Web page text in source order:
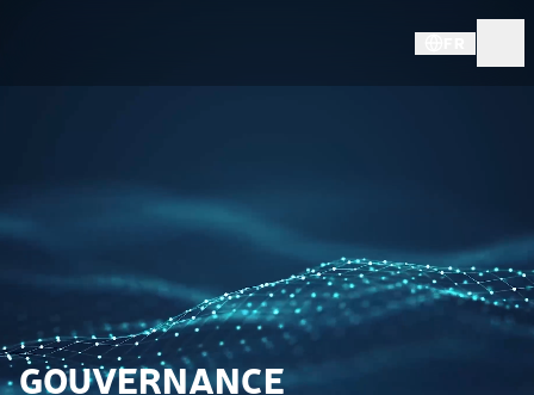
GOUVERNANCE